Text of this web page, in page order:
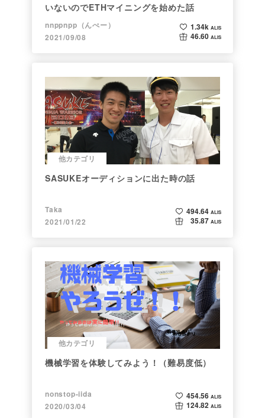
いないのでETHマイニングを始めた話
nnppnpp（んぺー）
2021/09/08
1.34k ALIS
46.60 ALIS
他カテゴリ
SASUKEオーディションに出た時の話
Taka
2021/01/22
494.64 ALIS
35.87 ALIS
他カテゴリ
機械学習を体験してみよう！（難易度低）
nonstop-iida
2020/03/04
454.56 ALIS
124.82 ALIS